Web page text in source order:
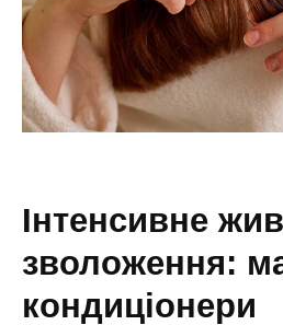
інтенсивне живлення та
зволоження:
кондиціонери